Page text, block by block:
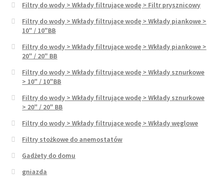
Filtry do wody > Wkłady filtrujące wodę > Filtr prysznicowy
Filtry do wody > Wkłady filtrujące wodę > Wkłady piankowe >
10" / 10"BB
Filtry do wody > Wkłady filtrujące wodę > Wkłady piankowe >
20" / 20" BB
Filtry do wody > Wkłady filtrujące wodę > Wkłady sznurkowe
> 10" / 10"BB
Filtry do wody > Wkłady filtrujące wodę > Wkłady sznurkowe
> 20" / 20" BB
Filtry do wody > Wkłady filtrujące wodę > Wkłady węglowe
Filtry stożkowe do anemostatów
Gadżety do domu
gniazda